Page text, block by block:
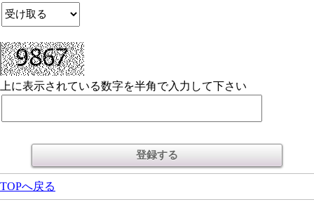
上に表示されている数字を半角で入力して下さい
TOPへ戻る